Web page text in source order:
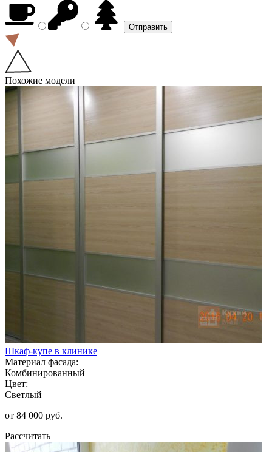
Похожие модели
Шкаф-купе в клинике
Материал фасада:
Комбинированный
Цвет:
Светлый
от 84 000 руб.
Рассчитать